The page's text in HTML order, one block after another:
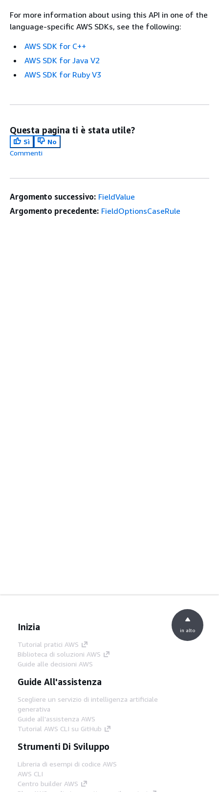
For more information about using this API in one of the
language-specific AWS SDKs, see the following:
AWS SDK for C++
AWS SDK for Java V2
AWS SDK for Ruby V3
Questa pagina ti è stata utile?
Sì
No
Commenti
Argomento successivo: FieldValue
Argomento precedente: FieldOptionsCaseRule
Inizia
Tutorial pratici AWS
Biblioteca di soluzioni AWS
Guide alle decisioni AWS
Guide All'assistenza
Scegliere un servizio di intelligenza artificiale
generativa
Guide all'assistenza AWS
Tutorial AWS CLI su GitHub
Strumenti Di Sviluppo
Libreria di esempi di codice AWS
AWS CLI
Centro builder AWS
in alto